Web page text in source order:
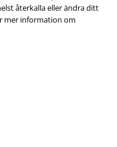
återkalla eller ändra ditt
mer information om